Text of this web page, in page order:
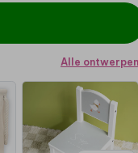
Alle ontwerpen